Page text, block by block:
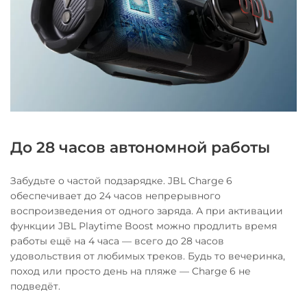
До 28 часов автономной работы
Забудьте о частой подзарядке. JBL Charge 6
обеспечивает до 24 часов непрерывного
воспроизведения от одного заряда. А при активации
функции JBL Playtime Boost можно продлить время
работы ещё на 4 часа — всего до 28 часов
удовольствия от любимых треков. Будь то вечеринка,
поход или просто день на пляже — Charge 6 не
подведёт.